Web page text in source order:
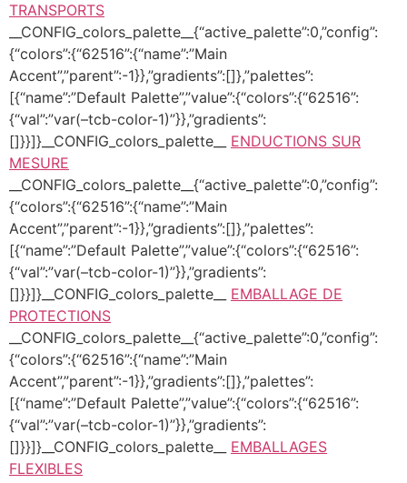
TRANSPORTS
__CONFIG_colors_palette__{“active_palette”:0,”config”:
{“colors”:{“62516”:{“name”:”Main
Accent”,”parent”:-1}},”gradients”:[]},”palettes”:
[{“name”:”Default Palette”,”value”:{“colors”:{“62516”:
{“val”:”var(–tcb-color-1)”}},”gradients”:
[]}}]}__CONFIG_colors_palette__ ENDUCTIONS SUR
MESURE
__CONFIG_colors_palette__{“active_palette”:0,”config”:
{“colors”:{“62516”:{“name”:”Main
Accent”,”parent”:-1}},”gradients”:[]},”palettes”:
[{“name”:”Default Palette”,”value”:{“colors”:{“62516”:
{“val”:”var(–tcb-color-1)”}},”gradients”:
[]}}]}__CONFIG_colors_palette__ EMBALLAGE DE
PROTECTIONS
__CONFIG_colors_palette__{“active_palette”:0,”config”:
{“colors”:{“62516”:{“name”:”Main
Accent”,”parent”:-1}},”gradients”:[]},”palettes”:
[{“name”:”Default Palette”,”value”:{“colors”:{“62516”:
{“val”:”var(–tcb-color-1)”}},”gradients”:
[]}}]}__CONFIG_colors_palette__ EMBALLAGES
FLEXIBLES